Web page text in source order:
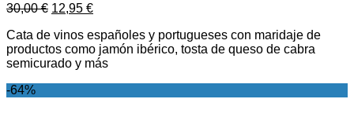
30,00€ 12,95 €
Cata de vinos españoles y portugueses con maridaje de
productos como jamón ibérico, tosta de queso de cabra
semicurado y más
-64%